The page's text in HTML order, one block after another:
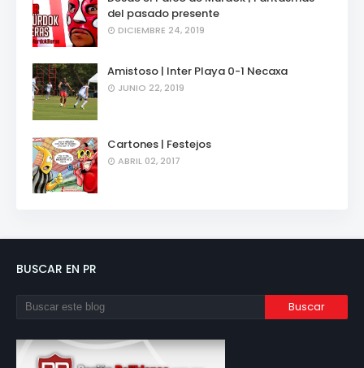
del pasado presente
DICIEMBRE 24, 2019
Amistoso | Inter Playa 0-1 Necaxa
JUNIO 22, 2019
Cartones | Festejos
ABRIL 02, 2017
BUSCAR EN PR